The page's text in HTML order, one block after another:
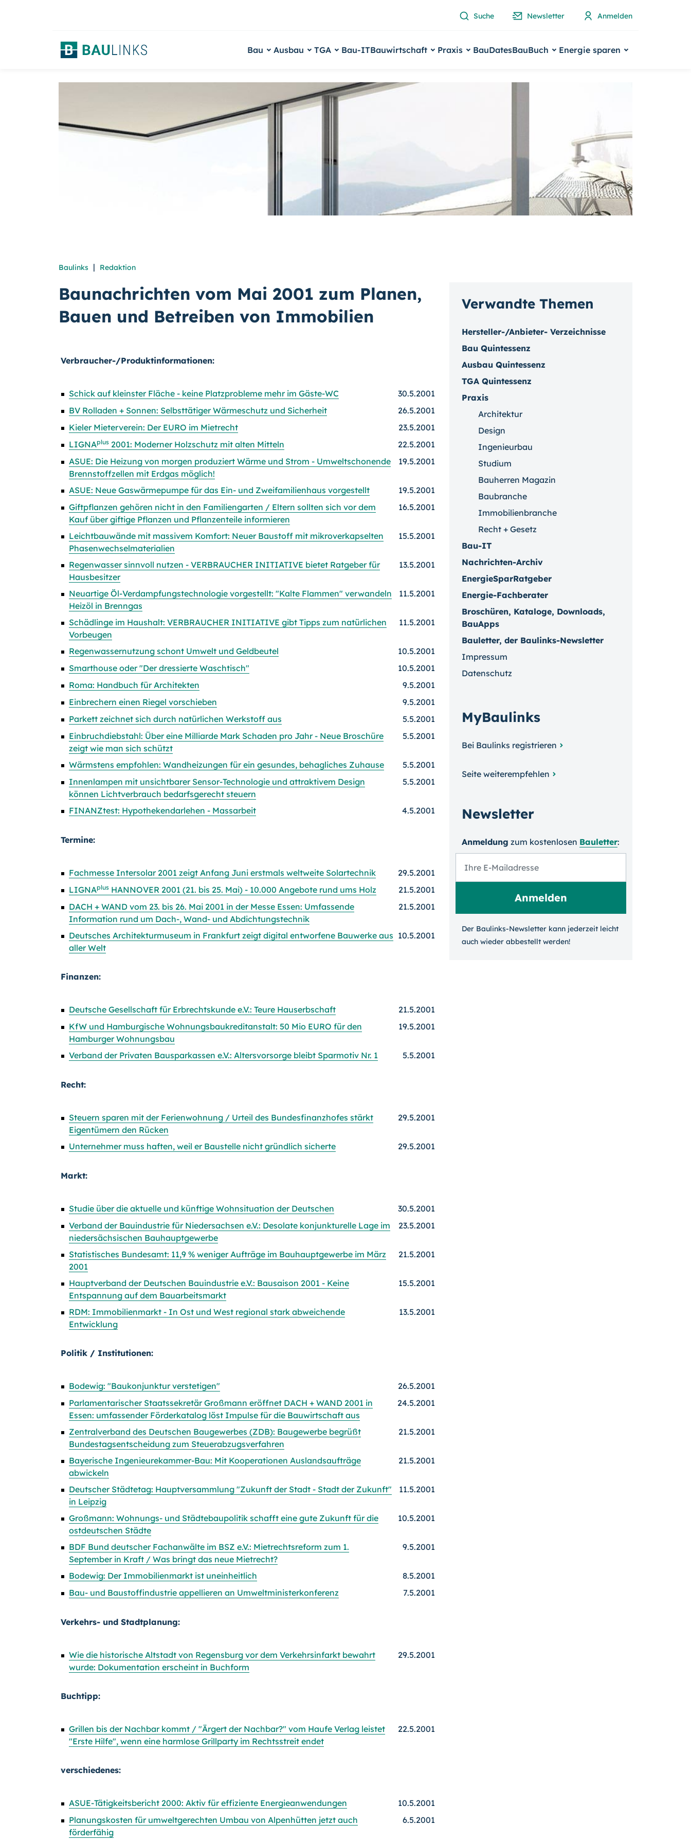
Suche Newsletter Anmelden
Bau Ausbau TGA Bau-ITBauwirtschaft Praxis BauDatesBauBuch Energie sparen
Baulinks | Redaktion
Baunachrichten vom Mai 2001 zum Planen,
Bauen und Betreiben von Immobilien
Verbraucher-/Produktinformationen:
Schick auf kleinster Fläche - keine Platzprobleme mehr im Gäste-WC
30.5.2001
BV Rolladen + Sonnen: Selbsttätiger Wärmeschutz und Sicherheit
26.5.2001
Kieler Mieterverein: Der EURO im Mietrecht
23.5.2001
LIGNAplus 2001: Moderner Holzschutz mit alten Mitteln
22.5.2001
ASUE: Die Heizung von morgen produziert Wärme und Strom - Umweltschonende
Brennstoffzellen mit Erdgas möglich!
19.5.2001
ASUE: Neue Gaswärmepumpe für das Ein- und Zweifamilienhaus vorgestellt
19.5.2001
Giftpflanzen gehören nicht in den Familiengarten / Eltern sollten sich vor dem
Kauf über giftige Pflanzen und Pflanzenteile informieren
16.5.2001
Leichtbauwände mit massivem Komfort: Neuer Baustoff mit mikroverkapselten
Phasenwechselmaterialien
15.5.2001
Regenwasser sinnvoll nutzen - VERBRAUCHER INITIATIVE bietet Ratgeber für
Hausbesitzer
13.5.2001
Neuartige Öl-Verdampfungstechnologie vorgestellt: "Kalte Flammen" verwandeln
Heizöl in Brenngas
11.5.2001
Schädlinge im Haushalt: VERBRAUCHER INITIATIVE gibt Tipps zum natürlichen
Vorbeugen
11.5.2001
Regenwassernutzung schont Umwelt und Geldbeutel
10.5.2001
Smarthouse oder "Der dressierte Waschtisch"
10.5.2001
Roma: Handbuch für Architekten
9.5.2001
Einbrechern einen Riegel vorschieben
9.5.2001
Parkett zeichnet sich durch natürlichen Werkstoff aus
5.5.2001
Einbruchdiebstahl: Über eine Milliarde Mark Schaden pro Jahr - Neue Broschüre
zeigt wie man sich schützt
5.5.2001
Wärmstens empfohlen: Wandheizungen für ein gesundes, behagliches Zuhause
5.5.2001
Innenlampen mit unsichtbarer Sensor-Technologie und attraktivem Design
können Lichtverbrauch bedarfsgerecht steuern
5.5.2001
FINANZtest: Hypothekendarlehen - Massarbeit 4.5.2001
Termine:
Fachmesse Intersolar 2001 zeigt Anfang Juni erstmals weltweite Solartechnik
29.5.2001
LIGNAplus HANNOVER 2001 (21. bis 25. Mai) - 10.000 Angebote rund ums Holz
21.5.2001
DACH + WAND vom 23. bis 26. Mai 2001 in der Messe Essen: Umfassende
Information rund um Dach-, Wand- und Abdichtungstechnik
21.5.2001
Deutsches Architekturmuseum in Frankfurt zeigt digital entworfene Bauwerke aus
aller Welt
10.5.2001
Finanzen:
Deutsche Gesellschaft für Erbrechtskunde e.V.: Teure Hauserbschaft
21.5.2001
KfW und Hamburgische Wohnungsbaukreditanstalt: 50 Mio EURO für den
Hamburger Wohnungsbau
19.5.2001
Verband der Privaten Bausparkassen e.V.: Altersvorsorge bleibt Sparmotiv Nr. 1 5.5.2001
Recht:
Steuern sparen mit der Ferienwohnung / Urteil des Bundesfinanzhofes stärkt
Eigentümern den Rücken
29.5.2001
Unternehmer muss haften, weil er Baustelle nicht gründlich sicherte 29.5.2001
Markt:
Studie über die aktuelle und künftige Wohnsituation der Deutschen
30.5.2001
Verband der Bauindustrie für Niedersachsen e.V.: Desolate konjunkturelle Lage im
niedersächsischen Bauhauptgewerbe
23.5.2001
Statistisches Bundesamt: 11,9 % weniger Aufträge im Bauhauptgewerbe im März
2001
21.5.2001
Hauptverband der Deutschen Bauindustrie e.V.: Bausaison 2001 - Keine
Entspannung auf dem Bauarbeitsmarkt
15.5.2001
RDM: Immobilienmarkt - In Ost und West regional stark abweichende
Entwicklung
13.5.2001
Politik / Institutionen:
Bodewig: "Baukonjunktur verstetigen"
26.5.2001
Parlamentarischer Staatssekretär Großmann eröffnet DACH + WAND 2001 in
Essen: umfassender Förderkatalog löst Impulse für die Bauwirtschaft aus
24.5.2001
Zentralverband des Deutschen Baugewerbes (ZDB): Baugewerbe begrüßt
Bundestagsentscheidung zum Steuerabzugsverfahren
21.5.2001
Bayerische Ingenieurekammer-Bau: Mit Kooperationen Auslandsaufträge
abwickeln
21.5.2001
Deutscher Städtetag: Hauptversammlung "Zukunft der Stadt - Stadt der Zukunft"
in Leipzig
11.5.2001
Großmann: Wohnungs- und Städtebaupolitik schafft eine gute Zukunft für die
ostdeutschen Städte
10.5.2001
BDF Bund deutscher Fachanwälte im BSZ e.V.: Mietrechtsreform zum 1.
September in Kraft / Was bringt das neue Mietrecht?
9.5.2001
Bodewig: Der Immobilienmarkt ist uneinheitlich
8.5.2001
Bau- und Baustoffindustrie appellieren an Umweltministerkonferenz
7.5.2001
Verkehrs- und Stadtplanung:
Wie die historische Altstadt von Regensburg vor dem Verkehrsinfarkt bewahrt
wurde: Dokumentation erscheint in Buchform
29.5.2001
Buchtipp:
Grillen bis der Nachbar kommt / "Ärgert der Nachbar?" vom Haufe Verlag leistet
"Erste Hilfe", wenn eine harmlose Grillparty im Rechtsstreit endet
22.5.2001
verschiedenes:
ASUE-Tätigkeitsbericht 2000: Aktiv für effiziente Energieanwendungen
10.5.2001
Planungskosten für umweltgerechten Umbau von Alpenhütten jetzt auch
förderfähig
6.5.2001
Verwandte Themen
Hersteller-/Anbieter- Verzeichnisse
Bau Quintessenz
Ausbau Quintessenz
TGA Quintessenz
Praxis
Architektur
Design
Ingenieurbau
Studium
Bauherren Magazin
Baubranche
Immobilienbranche
Recht + Gesetz
Bau-IT
Nachrichten-Archiv
EnergieSparRatgeber
Energie-Fachberater
Broschüren, Kataloge, Downloads,
BauApps
Bauletter, der Baulinks-Newsletter
Impressum
Datenschutz
MyBaulinks
Bei Baulinks registrieren
Seite weiterempfehlen
Newsletter
Anmeldung zum kosten­losen Bauletter:
Der Baulinks-Newsletter kann jeder­zeit leicht
auch wieder ab­bestellt werden!